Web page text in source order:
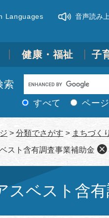
Languages 音声読み
健康・福祉 子
索
Google
カ
検
すべて ページ
> 分類でさがす > まちづくり
スト含有調査事業補助金
スベスト含